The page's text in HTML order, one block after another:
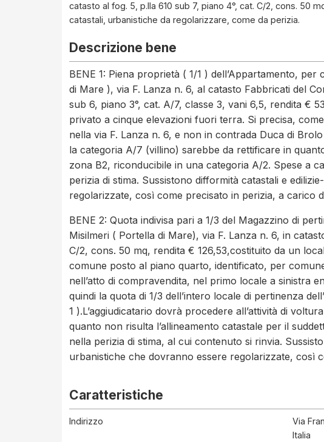
catasto al fog. 5, p.lla 610 sub 7, piano 4°, cat. C/2, cons. 50
catastali, urbanistiche da regolarizzare, come da perizia.
Descrizione bene
BENE 1: Piena proprietà ( 1/1 ) dell’Appartamento,
di Mare ), via F. Lanza n. 6, al catasto Fabbricati del
sub 6, piano 3°, cat. A/7, classe 3, vani 6,5, rendita €
privato a cinque elevazioni fuori terra. Si precisa,
nella via F. Lanza n. 6, e non in contrada Duca di
la categoria A/7 (villino) sarebbe da rettificare in
zona B2, riconducibile in una categoria A/2. Spese a
perizia di stima. Sussistono difformità catastali e
regolarizzate, così come precisato in perizia, a carico
BENE 2: Quota indivisa pari a 1/3 del Magazzino di
Misilmeri ( Portella di Mare), via F. Lanza n. 6, in
C/2, cons. 50 mq, rendita € 126,53,costituito da un
comune posto al piano quarto, identificato, per
nell’atto di compravendita, nel primo locale a sinistra
quindi la quota di 1/3 dell’intero locale di pertinenza
1 ).L’aggiudicatario dovrà procedere all’attività di
quanto non risulta l’allineamento catastale per il
nella perizia di stima, al cui contenuto si rinvia.
urbanistiche che dovranno essere regolarizzate, così
Caratteristiche
Indirizzo
Via
Italia